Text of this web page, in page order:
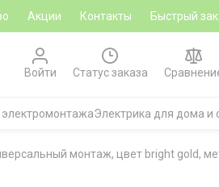
Акции Контакты Быстрый
Войти
Статус заказа
Электрика для дома и
монтаж, цвет bright gold,